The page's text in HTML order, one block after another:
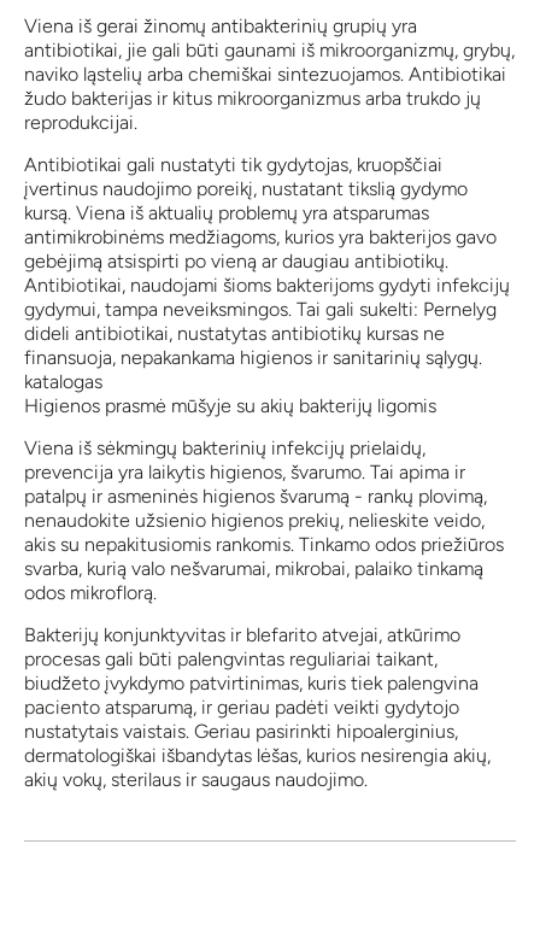
Viena iš gerai žinomų antibakterinių grupių yra
antibiotikai, jie gali būti gaunami iš mikroorganizmų, grybų,
naviko ląstelių arba chemiškai sintezuojamos. Antibiotikai
žudo bakterijas ir kitus mikroorganizmus arba trukdo jų
reprodukcijai.
Antibiotikai gali nustatyti tik gydytojas, kruopščiai
įvertinus naudojimo poreikį, nustatant tikslią gydymo
kursą. Viena iš aktualių problemų yra atsparumas
antimikrobinėms medžiagoms, kurios yra bakterijos gavo
gebėjimą atsispirti po vieną ar daugiau antibiotikų.
Antibiotikai, naudojami šioms bakterijoms gydyti infekcijų
gydymui, tampa neveiksmingos. Tai gali sukelti: Pernelyg
dideli antibiotikai, nustatytas antibiotikų kursas ne
finansuoja, nepakankama higienos ir sanitarinių sąlygų.
katalogas
Higienos prasmė mūšyje su akių bakterijų ligomis
Viena iš sėkmingų bakterinių infekcijų prielaidų,
prevencija yra laikytis higienos, švarumo. Tai apima ir
patalpų ir asmeninės higienos švarumą - rankų plovimą,
nenaudokite užsienio higienos prekių, nelieskite veido,
akis su nepakitusiomis rankomis. Tinkamo odos priežiūros
svarba, kurią valo nešvarumai, mikrobai, palaiko tinkamą
odos mikroflorą.
Bakterijų konjunktyvitas ir blefarito atvejai, atkūrimo
procesas gali būti palengvintas reguliariai taikant,
biudžeto įvykdymo patvirtinimas, kuris tiek palengvina
paciento atsparumą, ir geriau padėti veikti gydytojo
nustatytais vaistais. Geriau pasirinkti hipoalerginius,
dermatologiškai išbandytas lėšas, kurios nesirengia akių,
akių vokų, sterilaus ir saugaus naudojimo.